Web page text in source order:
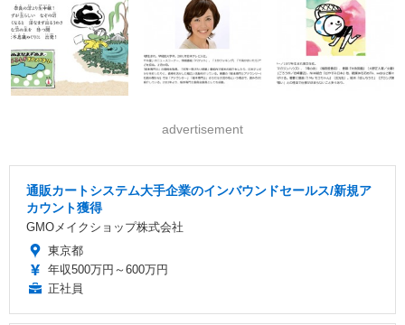
advertisement
通販カートシステム大手企業のインバウンドセールス/新規ア
カウント獲得
GMOメイクショップ株式会社
東京都
年収500万円～600万円
正社員